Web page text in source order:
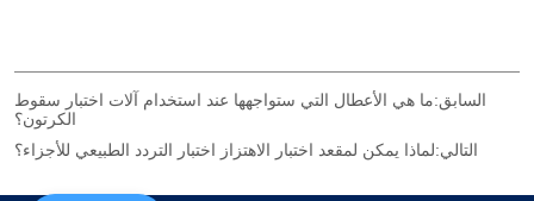
السابق:ما هي الأعطال التي ستواجهها عند استخدام آلات اختبار سقوط
الكرتون؟
التالي:لماذا يمكن لمقعد اختبار الاهتزاز اختبار التردد الطبيعي للأجزاء؟